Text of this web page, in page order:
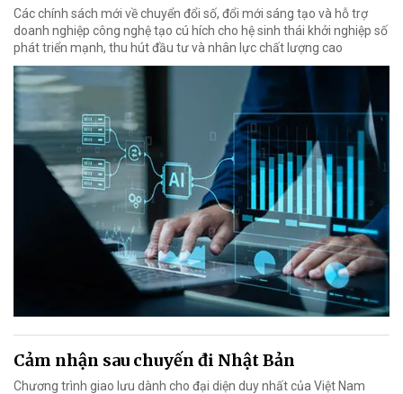
Các chính sách mới về chuyển đổi số, đổi mới sáng tạo và hỗ trợ
doanh nghiệp công nghệ tạo cú hích cho hệ sinh thái khởi nghiệp số
phát triển mạnh, thu hút đầu tư và nhân lực chất lượng cao
Cảm nhận sau chuyến đi Nhật Bản
Chương trình giao lưu dành cho đại diện duy nhất của Việt Nam